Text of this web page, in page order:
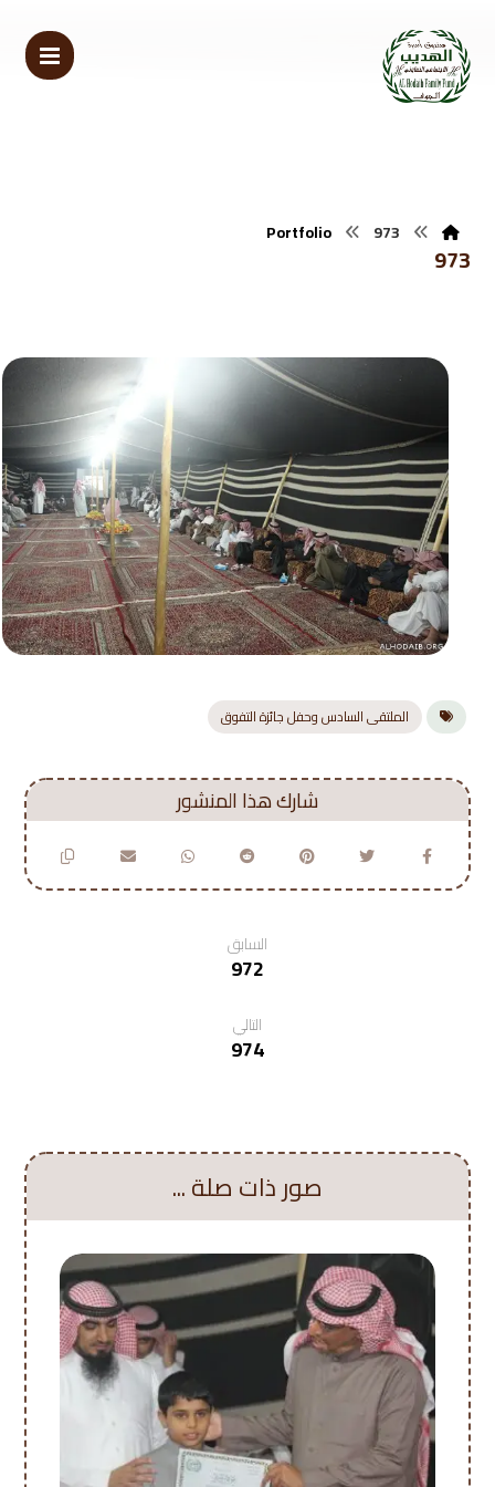
Portfolio 973
973
الملتقى السادس وحفل جائزة التفوق
السابق
972
التالي
974
صور ذات صلة ...